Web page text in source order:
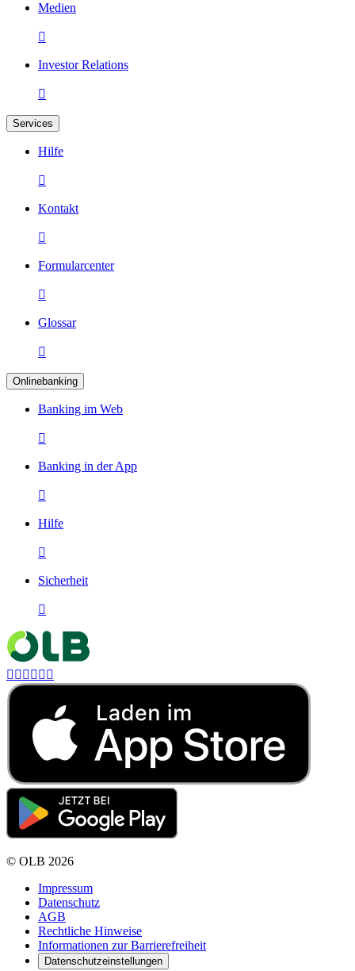
Medien

Investor Relations

Services
Hilfe

Kontakt

Formularcenter

Glossar

Onlinebanking
Banking im Web

Banking in der App

Hilfe

Sicherheit

     
© OLB 2026
Impressum
Datenschutz
AGB
Rechtliche Hinweise
Informationen zur Barrierefreiheit
Datenschutzeinstellungen